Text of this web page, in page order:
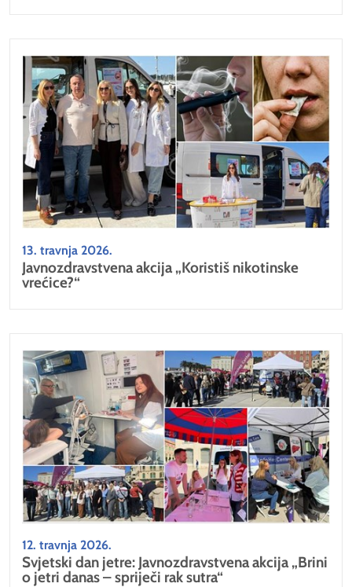
13. travnja 2026.
Javnozdravstvena akcija „Koristiš nikotinske
vrećice?“
12. travnja 2026.
Svjetski dan jetre: Javnozdravstvena akcija „Brini
o jetri danas – spriječi rak sutra“